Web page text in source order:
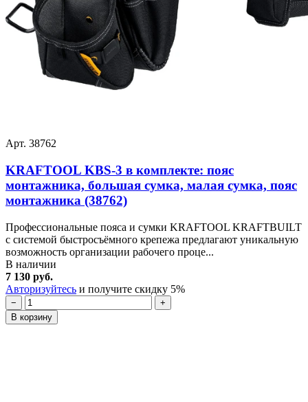
Арт. 38762
KRAFTOOL KBS-3 в комплекте: пояс
монтажника, большая сумка, малая сумка, пояс
монтажника (38762)
Профессиональные пояса и сумки KRAFTOOL KRAFTBUILT
с системой быстросъёмного крепежа предлагают уникальную
возможность организации рабочего проце...
В наличии
7 130 руб.
Авторизуйтесь и получите скидку 5%
−
+
В корзину